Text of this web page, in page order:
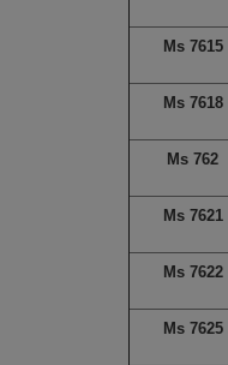
Ms 7615
Ms 7618
Ms 762
Ms 7621
Ms 7622
Ms 7625